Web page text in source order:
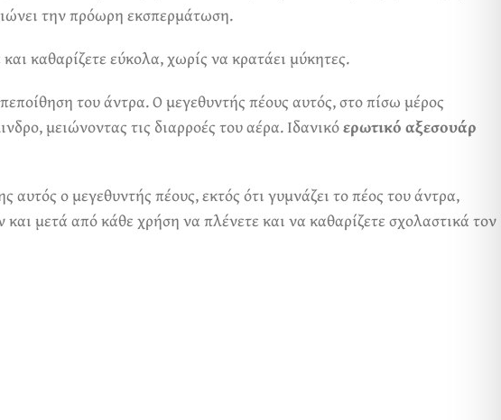
την πρόωρη εκσπερμάτωση.
καθαρίζετε εύκολα, χωρίς να κρατάει μύκητες.
του άντρα. Ο μεγεθυντής πέους αυτός, στο πίσω μέρος
μειώνοντας τις διαρροές του αέρα. Ιδανικόερωτικό αξεσουάρ
ο μεγεθυντής πέους, εκτός ότι γυμνάζει το πέος του άντρα,
μετά από κάθε χρήση να πλένετε και να καθαρίζετε σχολαστικά τον